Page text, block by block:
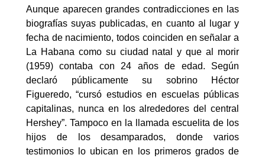
Aunque aparecen grandes contradicciones en las
biografías suyas publicadas, en cuanto al lugar y
fecha de nacimiento, todos coinciden en señalar a
La Habana como su ciudad natal y que al morir
(1959) contaba con 24 años de edad. Según
declaró públicamente su sobrino Héctor
Figueredo, “cursó estudios en escuelas públicas
capitalinas, nunca en los alrededores del central
Hershey”. Tampoco en la llamada escuelita de los
hijos de los desamparados, donde varios
testimonios lo ubican en los primeros grados de